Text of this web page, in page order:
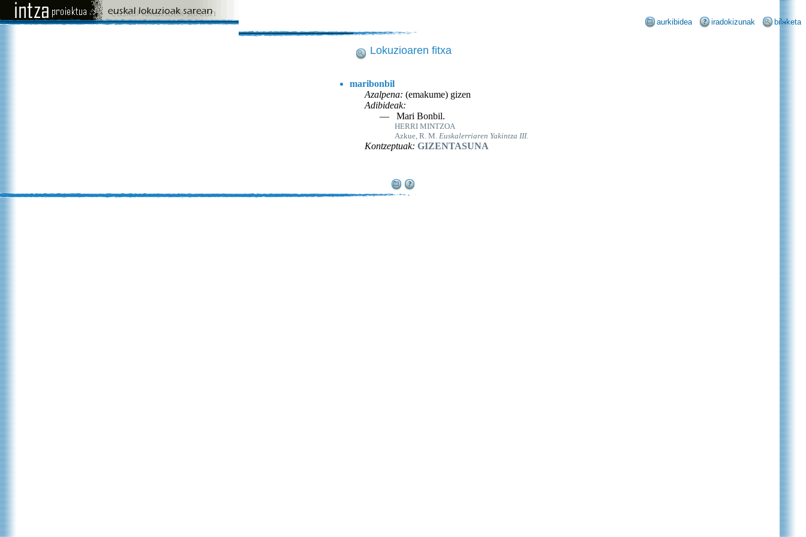
aurkibidea iradokizunak bilaketa
Lokuzioaren fitxa
maribonbil
Azalpena: (emakume) gizen
Adibideak:
— Mari Bonbil.
HERRI MINTZOA
Azkue, R. M. Euskalerriaren Yakintza III.
Kontzeptuak: GIZENTASUNA